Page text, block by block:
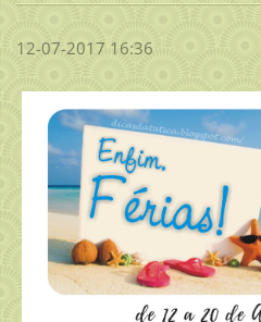
12-07-2017 16:36